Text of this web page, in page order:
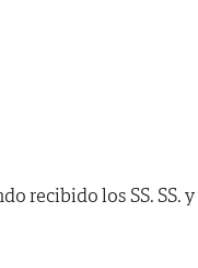
recibido los SS. SS. y